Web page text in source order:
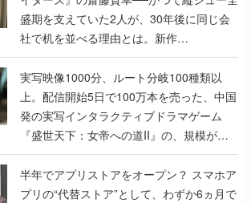
盛期を支えていた2人が、30年後に同じ会
社で机を並べる理由とは。新作
『TATSUJIN EXTREME』で初タッグを組
んだレジェンド2人に訊く開発秘話
実写映像1000分、ルート分岐100種類以
上。配信開始5日で100万本を売った、中国
発の実写インタラクティブドラマゲーム
『盛世天下：女帝への道II』の、規模が違
うこだわりをプロデューサーに聞いた
半年でアプリストアをオープン？ スマホア
プリの“代替ストア”として、わずか6ヵ月で